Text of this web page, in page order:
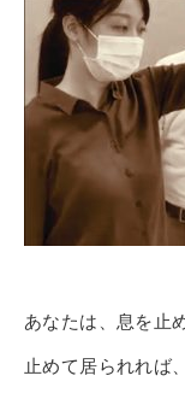
あなたは、息を止
止めて居られれば